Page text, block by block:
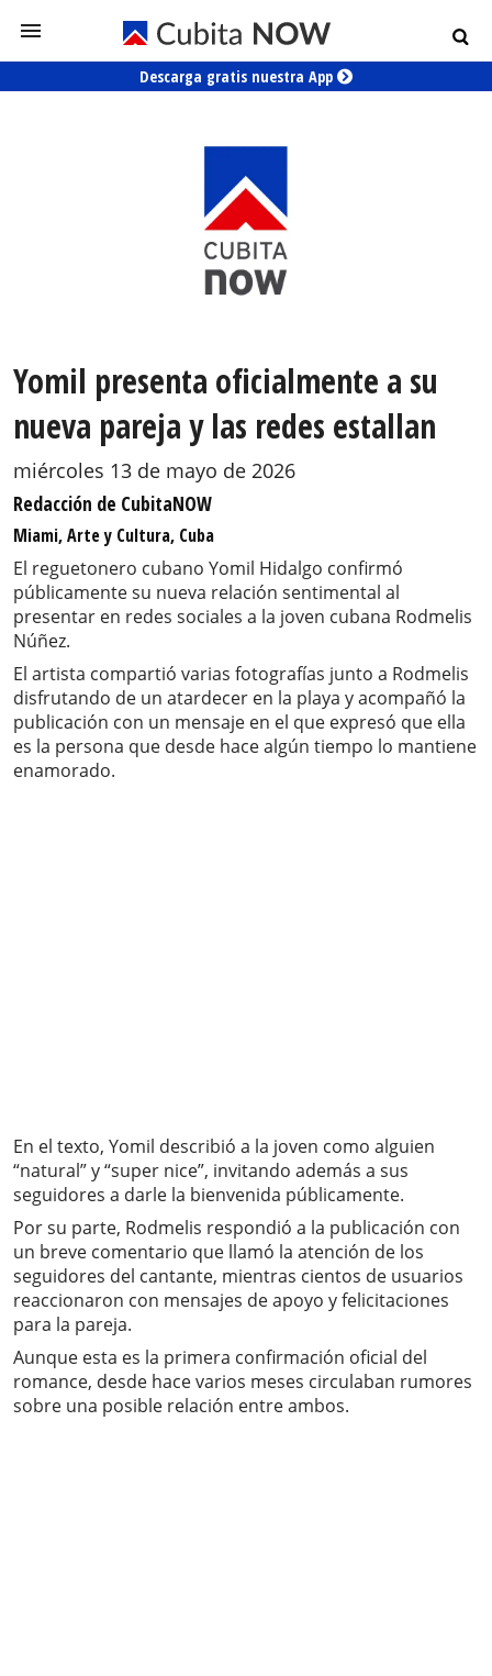
Descarga gratis nuestra App
Yomil presenta oficialmente a su
nueva pareja y las redes estallan
miércoles 13 de mayo de 2026
Redacción de CubitaNOW
Miami, Arte y Cultura, Cuba
El reguetonero cubano Yomil Hidalgo confirmó
públicamente su nueva relación sentimental al
presentar en redes sociales a la joven cubana Rodmelis
Núñez.
El artista compartió varias fotografías junto a Rodmelis
disfrutando de un atardecer en la playa y acompañó la
publicación con un mensaje en el que expresó que ella
es la persona que desde hace algún tiempo lo mantiene
enamorado.
En el texto, Yomil describió a la joven como alguien
“natural” y “super nice”, invitando además a sus
seguidores a darle la bienvenida públicamente.
Por su parte, Rodmelis respondió a la publicación con
un breve comentario que llamó la atención de los
seguidores del cantante, mientras cientos de usuarios
reaccionaron con mensajes de apoyo y felicitaciones
para la pareja.
Aunque esta es la primera confirmación oficial del
romance, desde hace varios meses circulaban rumores
sobre una posible relación entre ambos.